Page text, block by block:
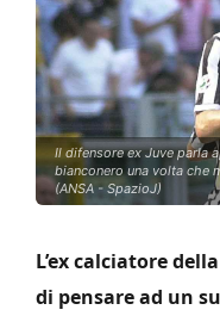
Il difensore ex Juve parla
bianconero una volta che
(ANSA - SpazioJ)
L’ex calciatore
di pensare ad un